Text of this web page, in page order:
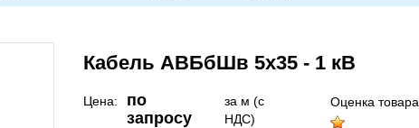
Кабель АВБбШв 5х35 - 1 кВ
Цена:
по
запросу
за м (с
НДС)
Оценка товара